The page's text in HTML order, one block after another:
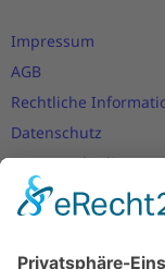
Impressum
AGB
Rechtliche
Datenschutz
Versand- und
Cookie-Einstellungen